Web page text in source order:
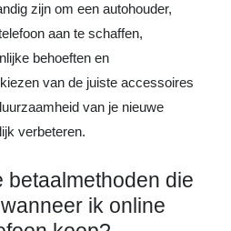
zijn om een autohouder,
aan te schaffen,
behoeften en
van de juiste accessoires
van je nieuwe
verbeteren.
betaalmethoden die
ik online